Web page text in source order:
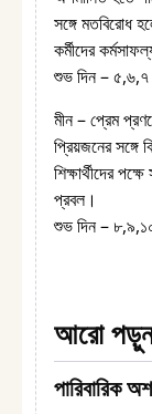
সঙ্গে মতবিরোধ
কর্মীদের
শুভ দিন – ৫,৬,৭
মীন – প্রেম
প্রিয়জনের সঙ্গে
শিক্ষার্থীদের
প্রবল।
শুভ দিন –
আরো
পারিবারিক